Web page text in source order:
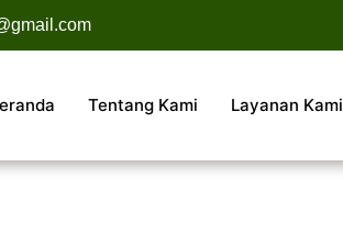
Tentang Kami Layanan Kami